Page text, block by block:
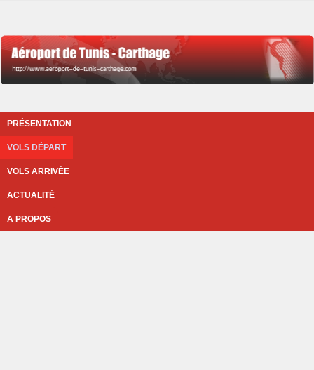
PRÉSENTATION
VOLS DÉPART
VOLS ARRIVÉE
ACTUALITÉ
A PROPOS